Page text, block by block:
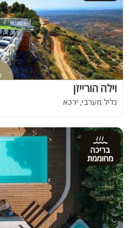
וילה הורייזן
גליל מערבי, ירכא
בריכה
מחוממת